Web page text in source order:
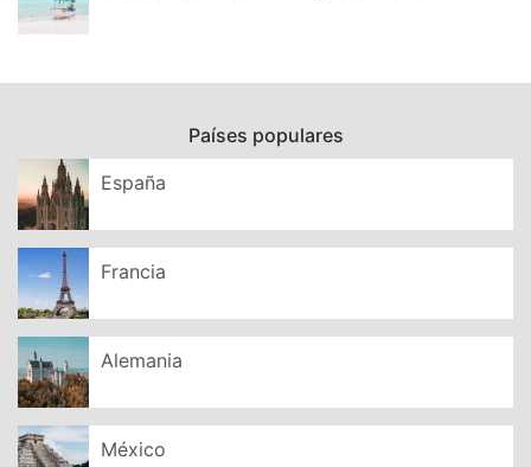
Países populares
España
Francia
Alemania
México